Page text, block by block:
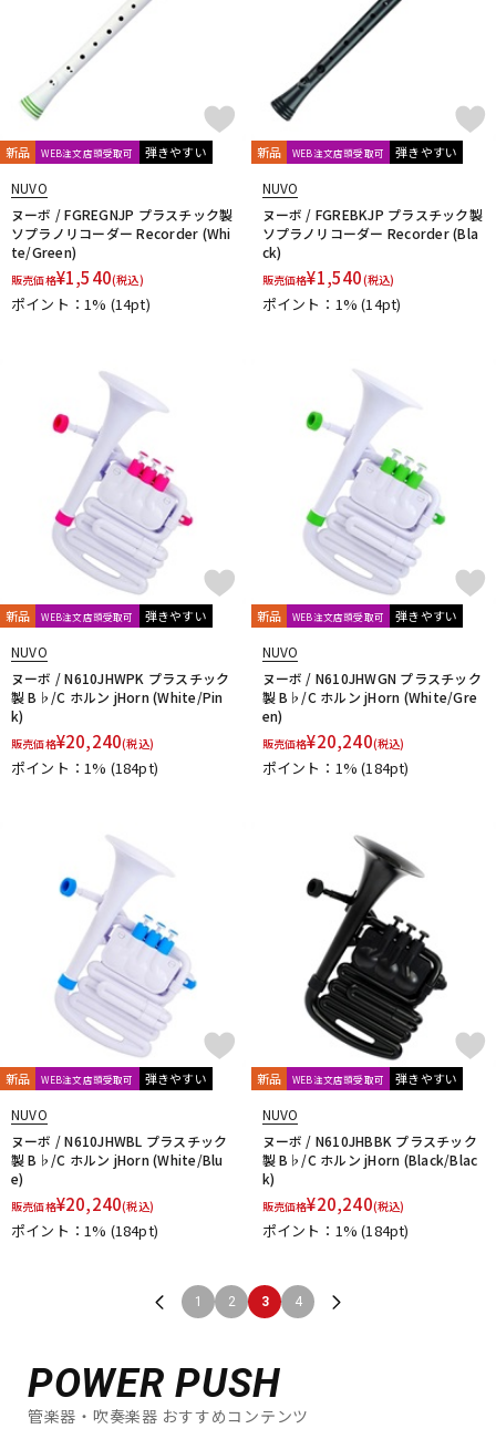
新品 WEB注文店頭受取可 弾きやすい
NUVO
ヌーボ / FGREGNJP プラスチック製
ソプラノリコーダー Recorder (Whi
te/Green)
販売価格¥1,540(税込)
ポイント：1% (14pt)
新品 WEB注文店頭受取可 弾きやすい
NUVO
ヌーボ / FGREBKJP プラスチック製
ソプラノリコーダー Recorder (Bla
ck)
販売価格¥1,540(税込)
ポイント：1%(14pt)
新品 WEB注文店頭受取可 弾きやすい
NUVO
ヌーボ / N610JHWPK プラスチック
製 B♭/C ホルン jHorn (White/Pin
k)
販売価格¥20,240(税込)
ポイント：1% (184pt)
新品 WEB注文店頭受取可 弾きやすい
NUVO
ヌーボ / N610JHWGN プラスチック
製 B♭/C ホルン jHorn (White/Gre
en)
販売価格¥20,240(税込)
ポイント：1%(184pt)
新品 WEB注文店頭受取可 弾きやすい
NUVO
ヌーボ / N610JHWBL プラスチック
製 B♭/C ホルン jHorn (White/Blu
e)
販売価格¥20,240(税込)
ポイント：1% (184pt)
新品 WEB注文店頭受取可 弾きやすい
NUVO
ヌーボ / N610JHBBK プラスチック
製 B♭/C ホルン jHorn (Black/Blac
k)
販売価格¥20,240(税込)
ポイント：1%(184pt)
1 2 3 4
POWER PUSH
管楽器・吹奏楽器 おすすめコンテンツ